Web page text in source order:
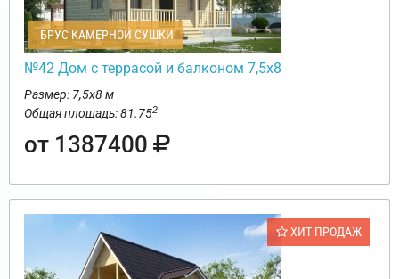
БРУС КАМЕРНОЙ СУШКИ
№42 Дом с террасой и балконом 7,5х8
Размер: 7,5х8 м
Общая площадь: 81.752
от 1387400
ХИТ ПРОДАЖ